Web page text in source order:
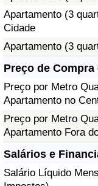
Apartamento (3
Cidade
Apartamento (3
Preço de
Preço por Metro
Apartamento no
Preço por Metro
Apartamento Fora
Salários e
Salário Líquido